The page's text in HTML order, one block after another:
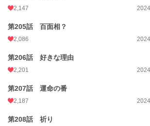
2,147
第205話 百面相？
2,086
第206話 好きな理由
2,201
第207話 運命の番
2,187
第208話 祈り